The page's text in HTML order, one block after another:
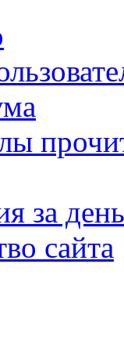
за день
сайта